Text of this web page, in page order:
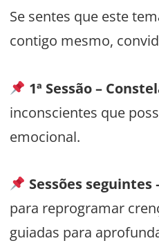
Se sentes que este
contigo mesmo,
1ª Sessão –
inconscientes que
emocional.
Sessões seguintes
para reprogramar
guiadas para